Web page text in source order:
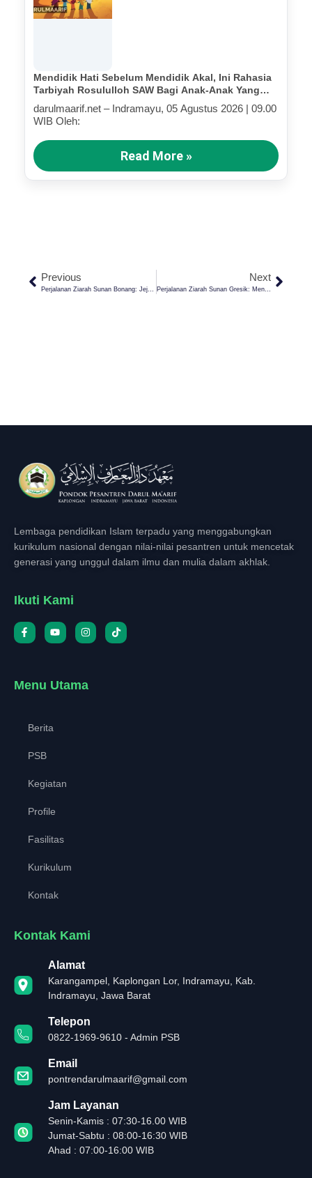
Mendidik Hati Sebelum Mendidik Akal, Ini Rahasia
Tarbiyah Rosululloh SAW Bagi Anak-Anak Yang
Terluka (Bagian III)
darulmaarif.net – Indramayu, 05 Agustus 2026 | 09.00
WIB Oleh:
Read More »
Previous Next
Perjalanan Ziarah Sunan Gresik: Mengenang Perjuangan Dakwah Syekh Maulana Malik Ibrahim (Part 8)
Lembaga pendidikan Islam terpadu yang menggabungkan
kurikulum nasional dengan nilai-nilai pesantren untuk mencetak
generasi yang unggul dalam ilmu dan mulia dalam akhlak.
Ikuti Kami
Menu Utama
Berita
PSB
Kegiatan
Profile
Fasilitas
Kurikulum
Kontak
Kontak Kami
Alamat
Karangampel, Kaplongan Lor, Indramayu, Kab.
Indramayu, Jawa Barat
Telepon
0822-1969-9610 - Admin PSB
Email
pontrendarulmaarif@gmail.com
Jam Layanan
Senin-Kamis : 07:30-16.00 WIB
Jumat-Sabtu : 08:00-16:30 WIB
Ahad : 07:00-16:00 WIB